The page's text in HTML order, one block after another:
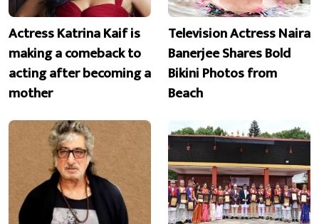
Actress Katrina Kaif is
making a comeback to
acting after becoming a
mother
Television Actress Naira
Banerjee Shares Bold
Bikini Photos from
Beach